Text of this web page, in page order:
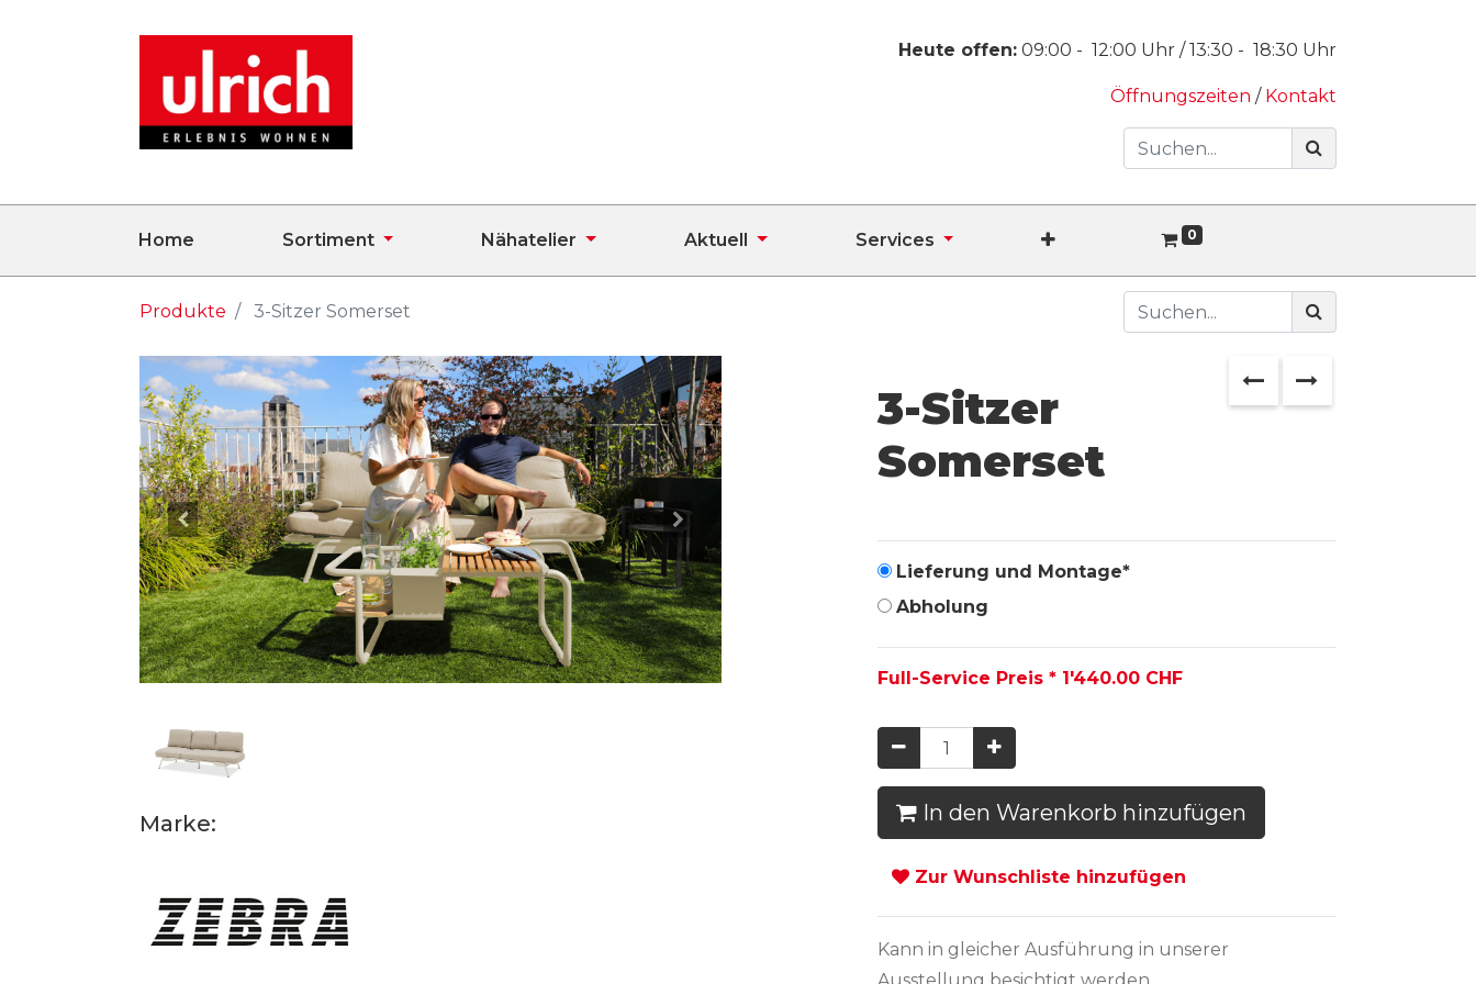
Heute offen: 09:00 - 12:00 Uhr /13:30 - 18:30 Uhr
Öffnungszeiten / Kontakt
Home Sortiment Nähatelier Aktuell Services 0
Produkte 3-Sitzer Somerset
Marke:
3-Sitzer
Somerset
Lieferung und Montage*
Abholung
Full-Service Preis * 1'440.00 CHF
In den Warenkorb hinzufügen
Zur Wunschliste hinzufügen
Kann in gleicher Ausführung in unserer